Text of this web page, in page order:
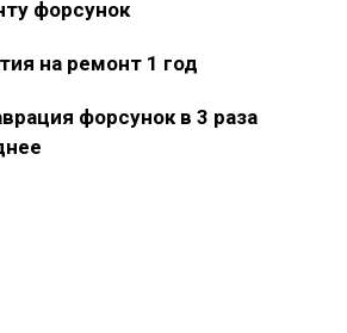
форсунок
на ремонт 1 год
форсунок в 3 раза